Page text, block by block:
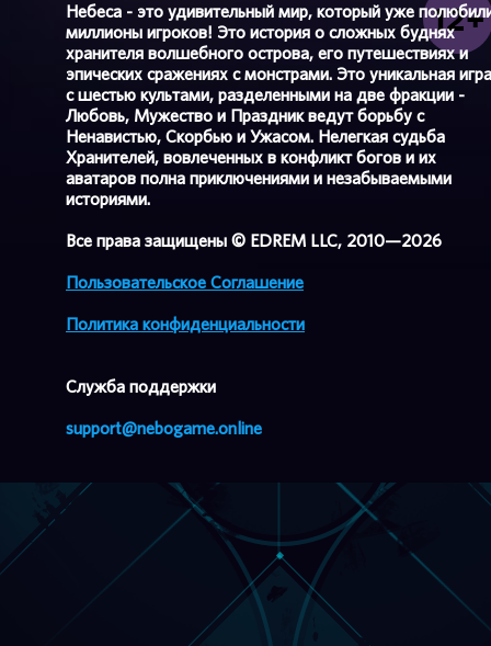
Небеса - это удивительный мир, который уже
миллионы игроков! Это история о сложных буднях
хранителя волшебного острова, его путешествиях и
эпических сражениях с монстрами. Это уникальная игра
с шестью культами, разделенными на две фракции -
Любовь, Мужество и Праздник ведут борьбу с
Ненавистью, Скорбью и Ужасом. Нелегкая судьба
Хранителей, вовлеченных в конфликт богов и их
аватаров полна приключениями и незабываемыми
историями.
Все права защищены © EDREM LLC, 2010—2026
Пользовательское Соглашение
Политика конфиденциальности
Cлужба поддержки
support@nebogame.online